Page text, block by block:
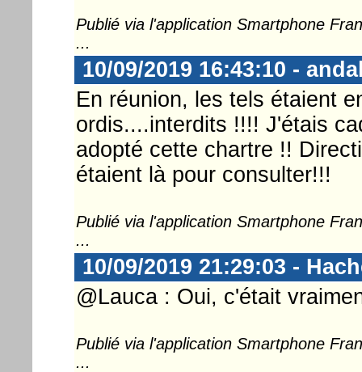
Publié via l'application Smartphone
...
10/09/2019 16:43:10 -
En réunion, les tels étaient
ordis....interdits !!!! J'étais
adopté cette chartre !!
étaient là pour consulter!!!
Publié via l'application Smartphone
...
10/09/2019 21:29:03 -
@Lauca : Oui, c'était
Publié via l'application Smartphone
...